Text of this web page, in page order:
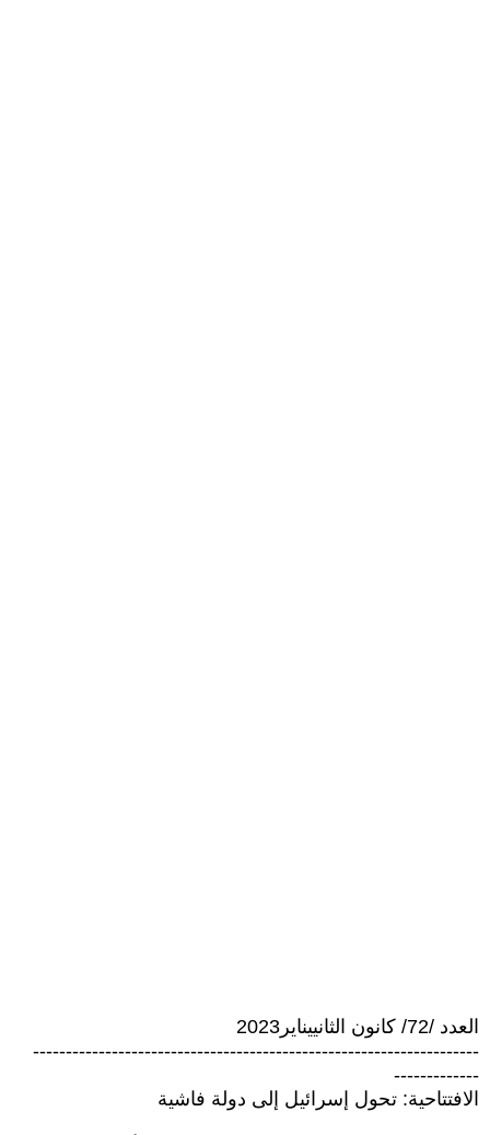
العدد /72/ كانون الثانييناير2023
--------------------------------------------------------------------
-------------
الافتتاحية: تحول إسرائيل إلى دولة فاشية